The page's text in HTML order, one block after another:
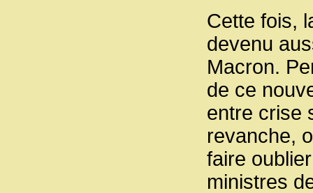
Cette fois,
devenu
Macron.
de ce
entre crise
revanche,
faire
ministres